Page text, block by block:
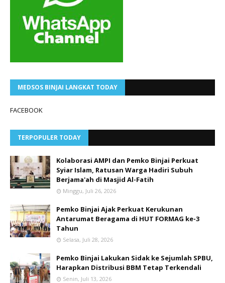
MEDSOS BINJAI LANGKAT TODAY
FACEBOOK
TERPOPULER TODAY
Kolaborasi AMPI dan Pemko Binjai Perkuat
Syiar Islam, Ratusan Warga Hadiri Subuh
Berjama'ah di Masjid Al-Fatih
Minggu, Juli 26, 2026
Pemko Binjai Ajak Perkuat Kerukunan
Antarumat Beragama di HUT FORMAG ke-3
Tahun
Selasa, Juli 28, 2026
Pemko Binjai Lakukan Sidak ke Sejumlah SPBU,
Harapkan Distribusi BBM Tetap Terkendali
Senin, Juli 13, 2026